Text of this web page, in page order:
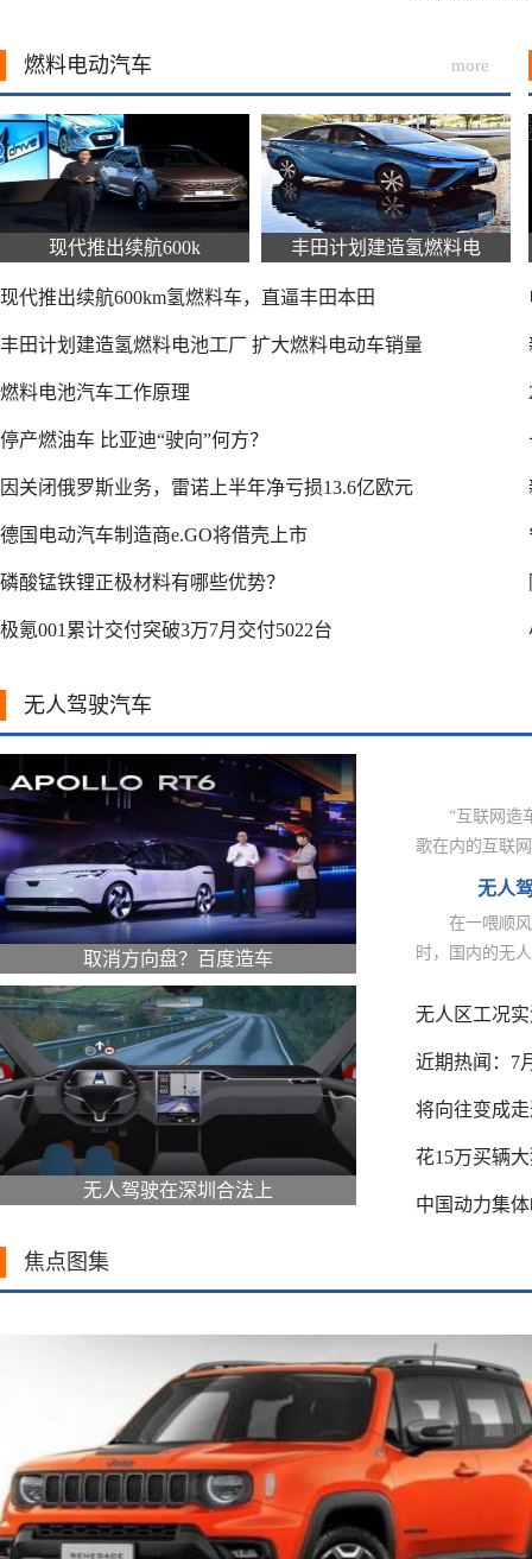
燃料电动汽车 more
现代推出续航600k 丰田计划建造氢燃料电
现代推出续航600km氢燃料车，直逼丰田本田
丰田计划建造氢燃料电池工厂 扩大燃料电动车销量
燃料电池汽车工作原理
停产燃油车 比亚迪“驶向”何方？
因关闭俄罗斯业务，雷诺上半年净亏损13.6亿欧元
德国电动汽车制造商e.GO将借壳上市
磷酸锰铁锂正极材料有哪些优势？
极氪001累计交付突破3万7月交付5022台
无人驾驶汽车
取消方向盘？百度造车
无人驾驶在深圳合法上
“互联网造
歌在内的互联
无人
在一喂顺
时，国内的无
无人区工况
近期热闻：7
将向往变成
花15万买辆
中国动力集
焦点图集